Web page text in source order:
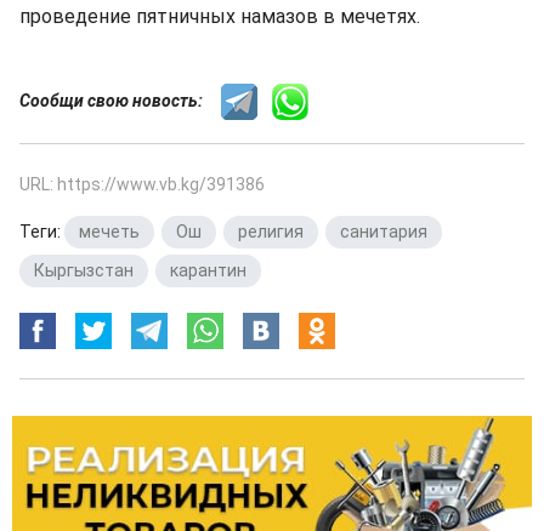
проведение пятничных намазов в мечетях.
Сообщи свою новость:
URL: https://www.vb.kg/391386
Теги: мечеть Ош религия санитария
Кыргызстан
карантин